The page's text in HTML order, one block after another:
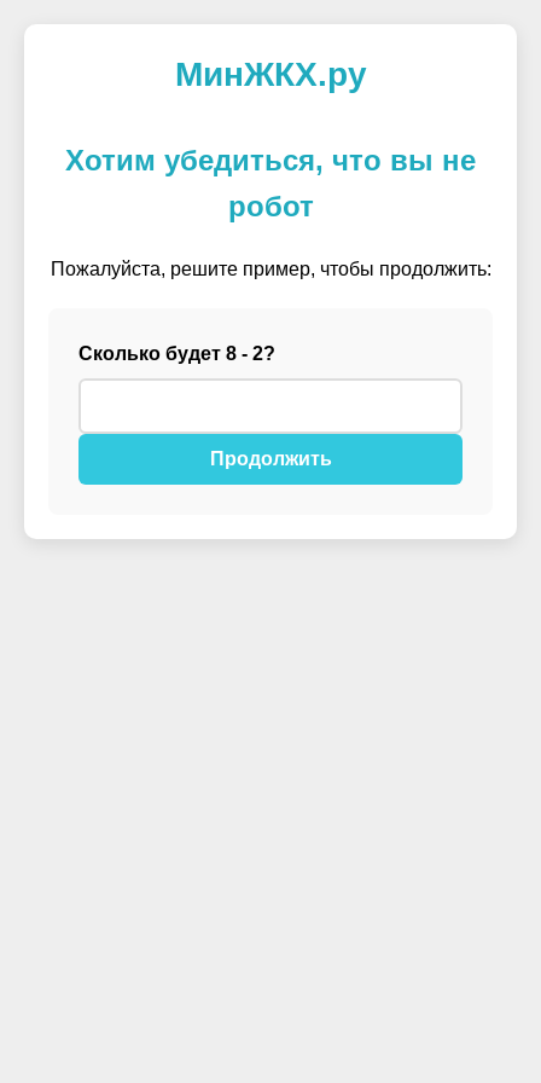
МинЖКХ.ру
Хотим убедиться, что вы не
робот
Пожалуйста, решите пример, чтобы продолжить:
Сколько будет 8 - 2?
Продолжить